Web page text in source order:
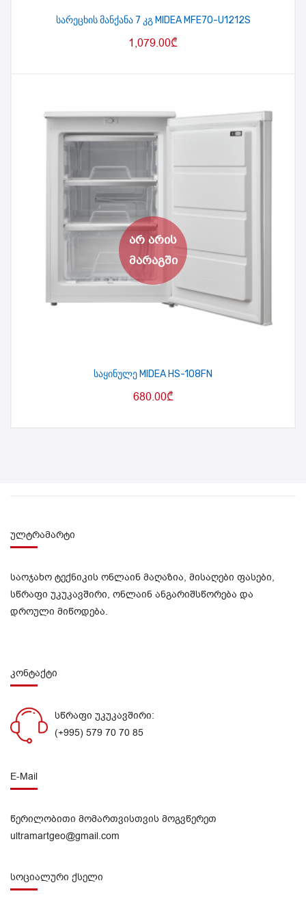
სარეცხის მანქანა 7 კგ MIDEA MFE70-U1212S
1,079.00₾
საყინულე MIDEA HS-108FN
680.00₾
ულტრამარტი
საოჯახო ტექნიკის ონლაინ მაღაზია, მისაღები ფასები,
სწრაფი უკუკავშირი, ონლაინ ანგარიშსწორება და
დროული მიწოდება.
კონტაქტი
სწრაფი უკუკავშირი:
(+995) 579 70 70 85
E-Mail
წერილობითი მომართვისთვის მოგვწერეთ
ultramartgeo@gmail.com
სოციალური ქსელი